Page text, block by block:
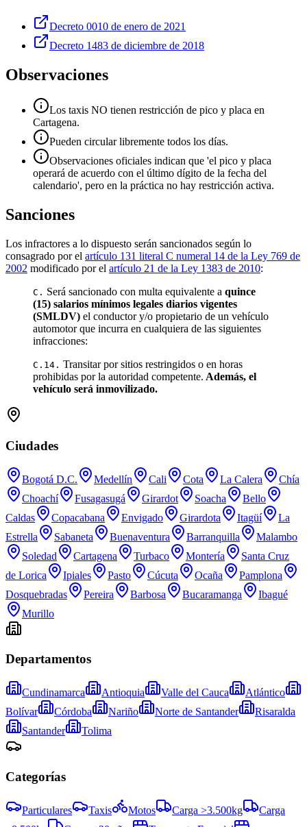
Decreto 0010 de enero de 2021
Decreto 1483 de diciembre de 2018
Observaciones
Los taxis NO tienen restricción de pico y placa en
Cartagena.
Pueden circular libremente todos los días.
Observaciones oficiales indican que 'el pico y placa
operará de acuerdo con el último dígito de la fecha del
calendario', pero en la práctica no hay restricción activa.
Sanciones
Los infractores a lo dispuesto serán sancionados según lo
consagrado por el artículo 131 literal C numeral 14 de la Ley 769 de
2002 modificado por el artículo 21 de la Ley 1383 de 2010:
C. Será sancionado con multa equivalente a quince
(15) salarios mínimos legales diarios vigentes
(SMLDV) el conductor y/o propietario de un vehículo
automotor que incurra en cualquiera de las siguientes
infracciones:
C.14. Transitar por sitios restringidos o en horas
prohibidas por la autoridad competente. Además, el
vehículo será inmovilizado.
Ciudades
Bogotá D.C. Medellín Cali Cota La Calera
Chía
Choachí
Fusagasugá Girardot Soacha
Bello
Caldas
Copacabana Envigado Girardota Itagüí
La
Estrella
Sabaneta Buenaventura Barranquilla
Malambo
Soledad
Cartagena Turbaco Montería
Santa Cruz
de Lorica
Ipiales Pasto Cúcuta Ocaña
Pamplona
Dosquebradas
Pereira Barbosa Bucaramanga
Ibagué
Murillo
Departamentos
Cundinamarca Antioquia Valle del Cauca
Atlántico
Bolívar
Córdoba Nariño Norte de Santander
Risaralda
Santander
Tolima
Categorías
Particulares Taxis Motos Carga >3.500kg
Carga